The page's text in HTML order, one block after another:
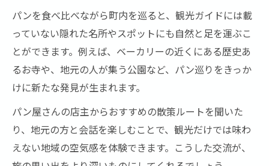
パンを食べ比べながら町内を巡ると、観光ガイドには載
っていない隠れた名所やスポットにも自然と足を運ぶこ
とができます。例えば、ベーカリーの近くにある歴史あ
るお寺や、地元の人が集う公園など、パン巡りをきっか
けに新たな発見が生まれます。
パン屋さんの店主からおすすめの散策ルートを聞いた
り、地元の方と会話を楽しむことで、観光だけでは味わ
えない地域の空気感を体験できます。こうした交流が、